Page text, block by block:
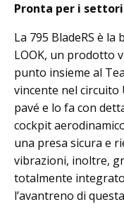
Pronta per i
La 795 BladeRS è
LOOK, un prodotto
punto insieme al
vincente nel
pavé e lo fa con
cockpit
una presa sicura e
vibrazioni, inoltre,
totalmente
l’avantreno di